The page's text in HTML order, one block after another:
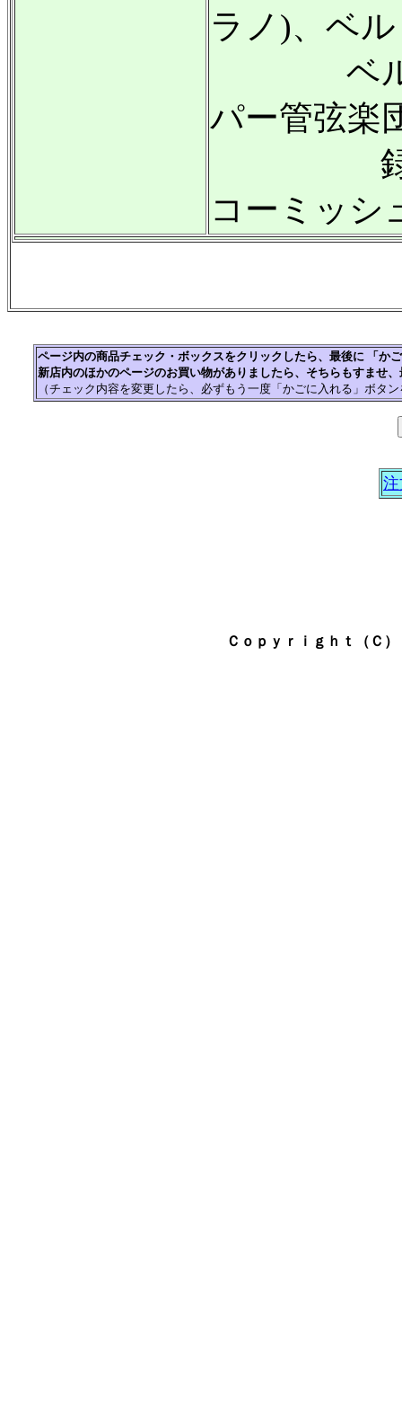
ラノ)、ベ
ベルリ
パー管弦楽
録音
コーミッシ
ページ内の商品チェック・ボックスをクリックしたら、最後に 「か
新店内のほかのページのお買い物がありましたら、そちらもすませ
（チェック内容を変更したら、必ずもう一度「かごに入れる」ボタ
Ｃｏｐｙｒｉｇｈｔ（Ｃ